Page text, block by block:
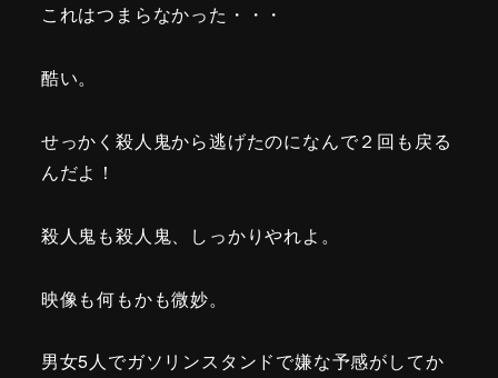
これはつまらなかった・・・
酷い。
せっかく殺人鬼から逃げたのになんで２回も戻る
んだよ！
殺人鬼も殺人鬼、しっかりやれよ。
映像も何もかも微妙。
男女5人でガソリンスタンドで嫌な予感がしてか